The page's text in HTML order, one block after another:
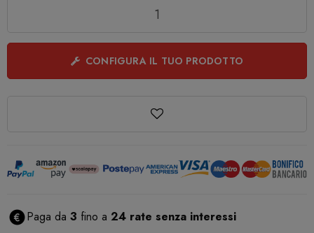
CONFIGURA IL TUO PRODOTTO
Paga da 3 fino a 24 rate senza interessi